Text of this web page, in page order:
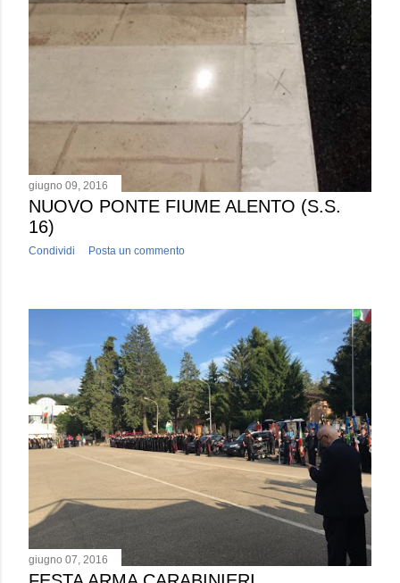
giugno 09, 2016
NUOVO PONTE FIUME ALENTO (S.S.
16)
Condividi Posta un commento
giugno 07, 2016